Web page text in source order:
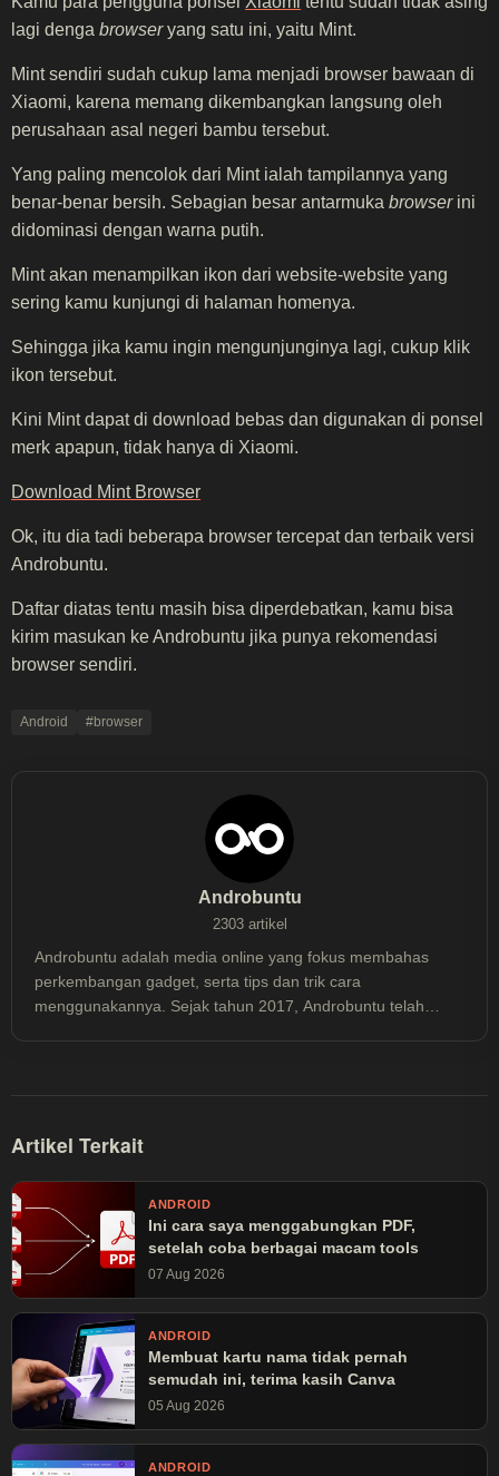
lagi denga browseryang satu ini, yaitu Mint.
Mint sendiri sudah cukup lama menjadi browser bawaan di
Xiaomi, karena memang dikembangkan langsung oleh
perusahaan asal negeri bambu tersebut.
Yang paling mencolok dari Mint ialah tampilannya yang
benar-benar bersih. Sebagian besar antarmuka browserini
didominasi dengan warna putih.
Mint akan menampilkan ikon dari website-website yang
sering kamu kunjungi di halaman homenya.
Sehingga jika kamu ingin mengunjunginya lagi, cukup klik
ikon tersebut.
Kini Mint dapat di download bebas dan digunakan di ponsel
merk apapun, tidak hanya di Xiaomi.
Download Mint Browser
Ok, itu dia tadi beberapa browser tercepat dan terbaik versi
Androbuntu.
Daftar diatas tentu masih bisa diperdebatkan, kamu bisa
kirim masukan ke Androbuntu jika punya rekomendasi
browser sendiri.
Android #browser
Androbuntu
2303 artikel
Androbuntu adalah media online yang fokus membahas
perkembangan gadget, serta tips dan trik cara
menggunakannya. Sejak tahun 2017, Androbuntu telah
Artikel Terkait
ANDROID
Ini cara saya menggabungkan PDF,
setelah coba berbagai macam tools
07 Aug 2026
ANDROID
Membuat kartu nama tidak pernah
semudah ini, terima kasih Canva
05 Aug 2026
ANDROID